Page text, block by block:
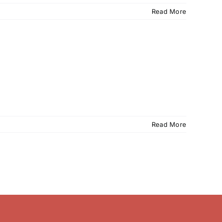
Read More
Read More